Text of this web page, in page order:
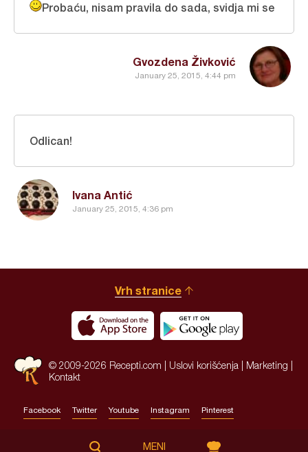
Gvozdena Živković
January 25, 2015, 4:44 pm
Probaću, nisam pravila do sada, svidja mi se
Ivana Antić
January 25, 2015, 4:36 pm
Odlican!
Vrh stranice
© 2009-2026 Recepti.com | Uslovi korišćenja Marketing
Kontakt
Facebook Twitter Youtube Instagram Pinterest